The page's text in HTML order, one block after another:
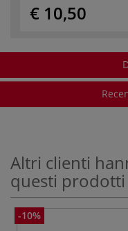
€ 10,50
Altri clienti
questi prodotti
-10%